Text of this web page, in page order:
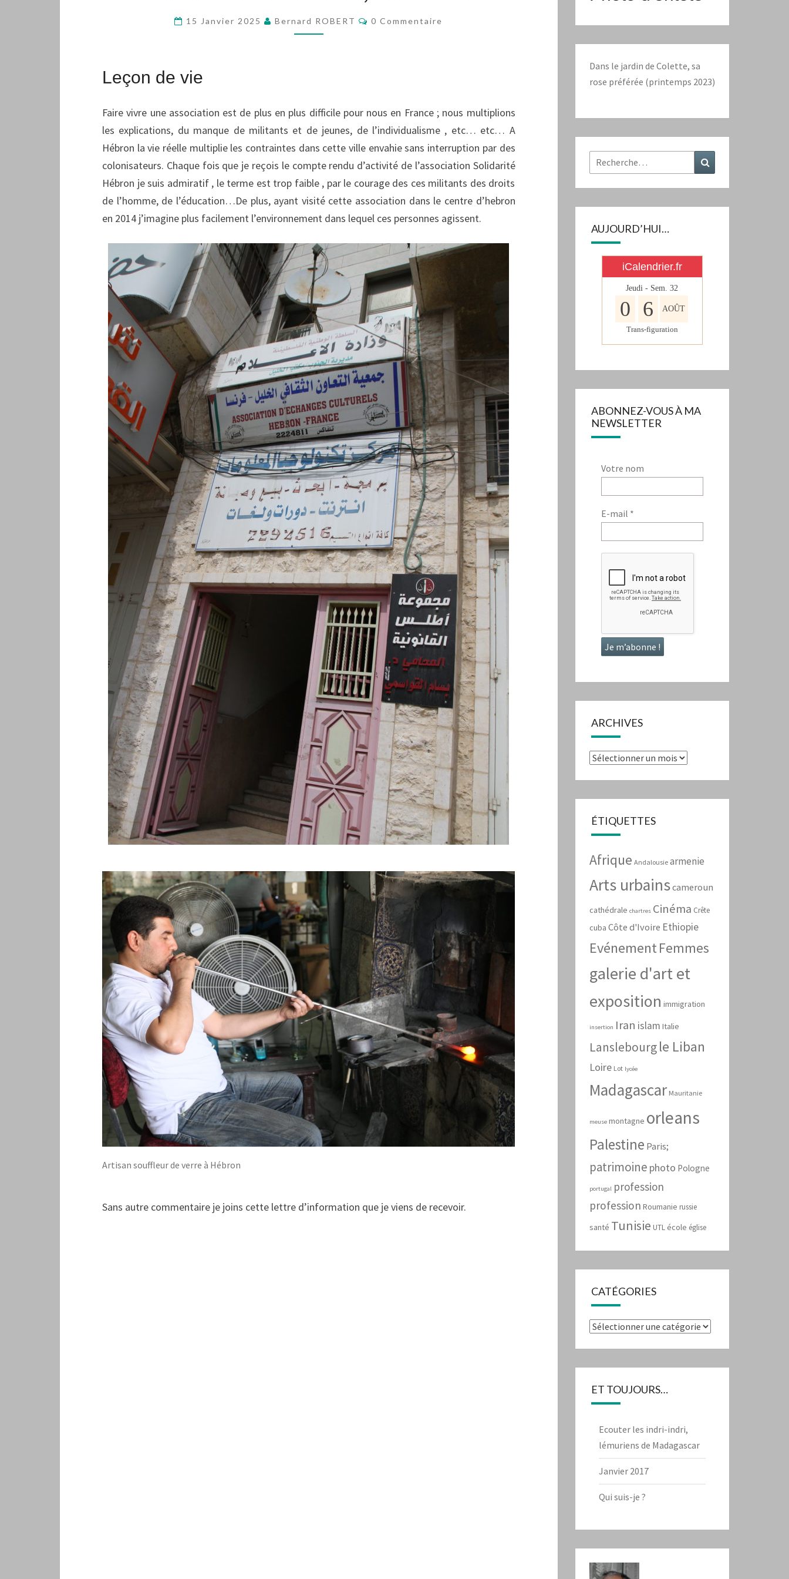
15 Janvier 2025 Bernard ROBERT Commentaires
0 Commentaire
Leçon de vie
Faire vivre une association est de plus en plus difficile pour nous en France ; nous multiplions
les explications, du manque de militants et de jeunes, de l’individualisme , etc… etc… A
Hébron la vie réelle multiplie les contraintes dans cette ville envahie sans interruption par des
colonisateurs. Chaque fois que je reçois le compte rendu d’activité de l’association Solidarité
Hébron je suis admiratif , le terme est trop faible , par le courage des ces militants des droits
de l’homme, de l’éducation…De plus, ayant visité cette association dans le centre d’hebron
en 2014 j’imagine plus facilement l’environnement dans lequel ces personnes agissent.
Artisan souffleur de verre à Hébron
Sans autre commentaire je joins cette lettre d’information que je viens de recevoir.
Dans le jardin de Colette, sa
rose préférée (printemps 2023)
Rechercher :
AUJOURD’HUI…
iCalendrier.fr
Jeudi - Sem.32
0 6 AOÛT
Trans-figuration
ABONNEZ-VOUS À MA
NEWSLETTER
Votre nom
E-mail *
ARCHIVES
Archives
ÉTIQUETTES
Afrique Andalousie armenie
Arts urbainscameroun
cathédrale chartres Cinéma Crête
cuba Côte d'Ivoire Ethiopie
EvénementFemmes
galerie d'art et
exposition immigration
insertion Iran islam Italie
Lanslebourg le Liban
Loire Lot lycée
Madagascar Mauritanie
meuse montagne orleans
Palestine Paris;
patrimoine photo Pologne
portugal profession
profession Roumanie russie
santé Tunisie UTL école église
CATÉGORIES
Catégories
ET TOUJOURS…
Ecouter les indri-indri,
lémuriens de Madagascar
Janvier 2017
Qui suis-je ?